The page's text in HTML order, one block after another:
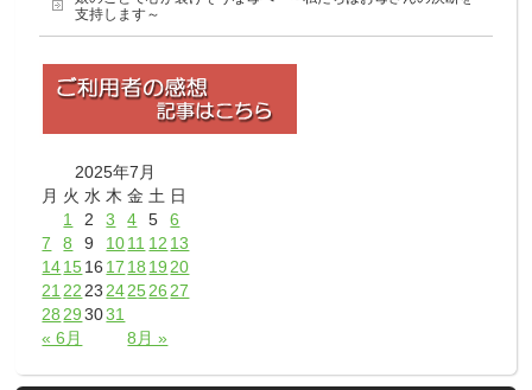
支持します～
2025年7月
月 火 水 木 金 土 日
« 6月 8月 »
1 2 3 4 5
6
7
8 9 1011 12 13
141516 17 18 19 20
21 22 23 242526 27
28 29 3031